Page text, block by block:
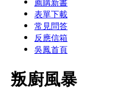
表單下載
常見問答
反應信箱
吳鳳首頁
叛廚風暴